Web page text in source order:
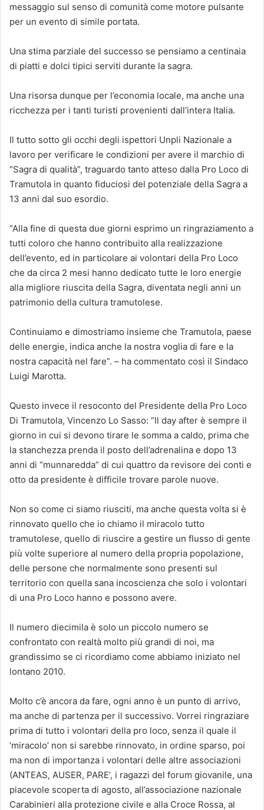
messaggio sul senso di comunità come motore pulsante
per un evento di simile portata.
Una stima parziale del successo se pensiamo a centinaia
di piatti e dolci tipici serviti durante la sagra.
Una risorsa dunque per l’economia locale, ma anche una
ricchezza per i tanti turisti provenienti dall’intera Italia.
Il tutto sotto gli occhi degli ispettori Unpli Nazionale a
lavoro per verificare le condizioni per avere il marchio di
“Sagra di qualità”, traguardo tanto atteso dalla Pro Loco di
Tramutola in quanto fiduciosi del potenziale della Sagra a
13 anni dal suo esordio.
“Alla fine di questa due giorni esprimo un ringraziamento a
tutti coloro che hanno contribuito alla realizzazione
dell’evento, ed in particolare ai volontari della Pro Loco
che da circa 2 mesi hanno dedicato tutte le loro energie
alla migliore riuscita della Sagra, diventata negli anni un
patrimonio della cultura tramutolese.
Continuiamo e dimostriamo insieme che Tramutola, paese
delle energie, indica anche la nostra voglia di fare e la
nostra capacità nel fare”. – ha commentato così il Sindaco
Luigi Marotta.
Questo invece il resoconto del Presidente della Pro Loco
Di Tramutola, Vincenzo Lo Sasso: “Il day after è sempre il
giorno in cui si devono tirare le somma a caldo, prima che
la stanchezza prenda il posto dell’adrenalina e dopo 13
anni di “munnaredda” di cui quattro da revisore dei conti e
otto da presidente è difficile trovare parole nuove.
Non so come ci siamo riusciti, ma anche questa volta si è
rinnovato quello che io chiamo il miracolo tutto
tramutolese, quello di riuscire a gestire un flusso di gente
più volte superiore al numero della propria popolazione,
delle persone che normalmente sono presenti sul
territorio con quella sana incoscienza che solo i volontari
di una Pro Loco hanno e possono avere.
Il numero diecimila è solo un piccolo numero se
confrontato con realtà molto più grandi di noi, ma
grandissimo se ci ricordiamo come abbiamo iniziato nel
lontano 2010.
Molto c’è ancora da fare, ogni anno è un punto di arrivo,
ma anche di partenza per il successivo. Vorrei ringraziare
prima di tutto i volontari della pro loco, senza il quale il
‘miracolo’ non si sarebbe rinnovato, in ordine sparso, poi
ma non di importanza i volontari delle altre associazioni
(ANTEAS, AUSER, PARE’, i ragazzi del forum giovanile, una
piacevole scoperta di agosto, all’associazione nazionale
Carabinieri alla protezione civile e alla Croce Rossa, al